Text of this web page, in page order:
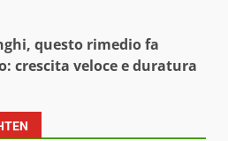
questo rimedio fa
crescita veloce e duratura